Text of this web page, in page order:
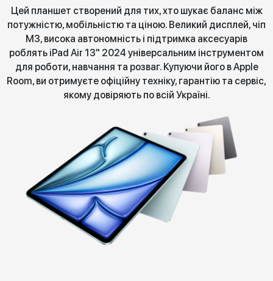
Цей планшет створений для тих, хто шукає баланс між
потужністю, мобільністю та ціною. Великий дисплей, чіп
M3, висока автономність і підтримка аксесуарів
роблять iPad Air 13" 2024 універсальним інструментом
для роботи, навчання та розваг. Купуючи його в Apple
Room, ви отримуєте офіційну техніку, гарантію та сервіс,
якому довіряють по всій Україні.